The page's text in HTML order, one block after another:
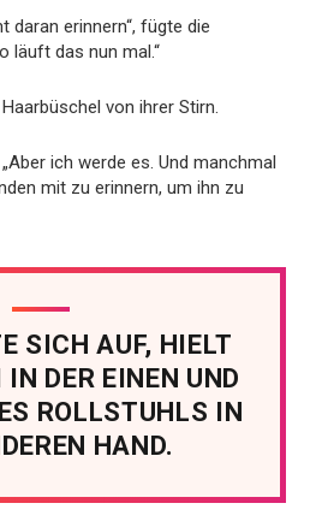
daran erinnern“, fügte die
läuft das nun mal.“
von ihrer Stirn.
ich werde es. Und manchmal
mit zu erinnern, um ihn zu
SICH AUF, HIELT
DER EINEN UND
ROLLSTUHLS IN
HAND.